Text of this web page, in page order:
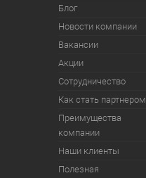
Блог
Новости компании
Вакансии
Акции
Сотрудничество
Как стать партнером
Преимущества
компании
Наши клиенты
Полезная